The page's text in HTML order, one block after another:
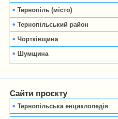
Тернопіль (місто)
Тернопільський район
Чортківщина
Шумщина
Сайти проєкту
Тернопільська енциклопедія